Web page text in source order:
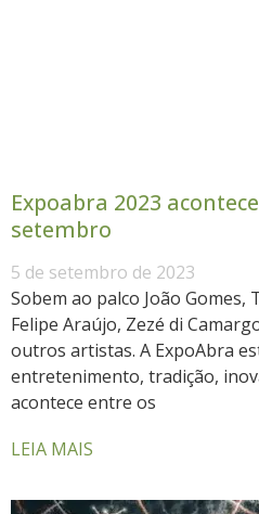
Expoabra 2023
setembro
5 de setembro de 2023
Sobem ao palco João Gomes,
Felipe Araújo, Zezé di
outros artistas. A ExpoAbra
entretenimento, tradição,
acontece entre os
LEIA MAIS